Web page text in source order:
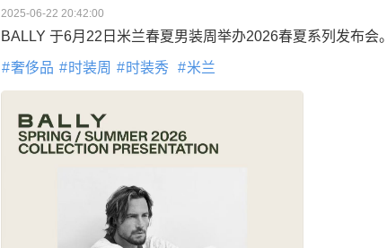
2025-06-22 20:42:00
BALLY 于6月22日米兰春夏男装周举办2026春夏系列发布会。
奢侈品 时装周 时装秀 米兰